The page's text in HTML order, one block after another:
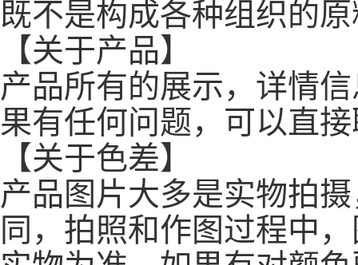
既不是构成各种组织的
【关于产品】
产品所有的展示，详情
果有任何问题，可以直
【关于色差】
产品图片大多是实物拍
同，拍照和作图过程中